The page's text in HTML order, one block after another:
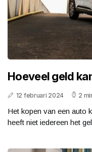
Hoeveel geld
12 februari 2024 2
Het kopen van een auto
heeft niet iedereen het